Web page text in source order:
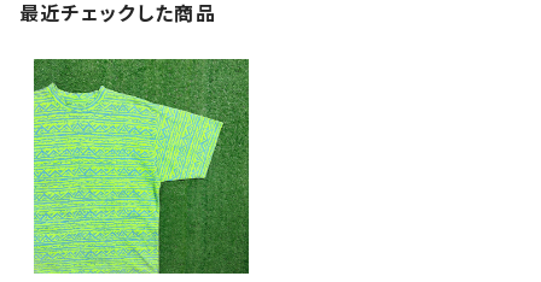
最近チェックした商品